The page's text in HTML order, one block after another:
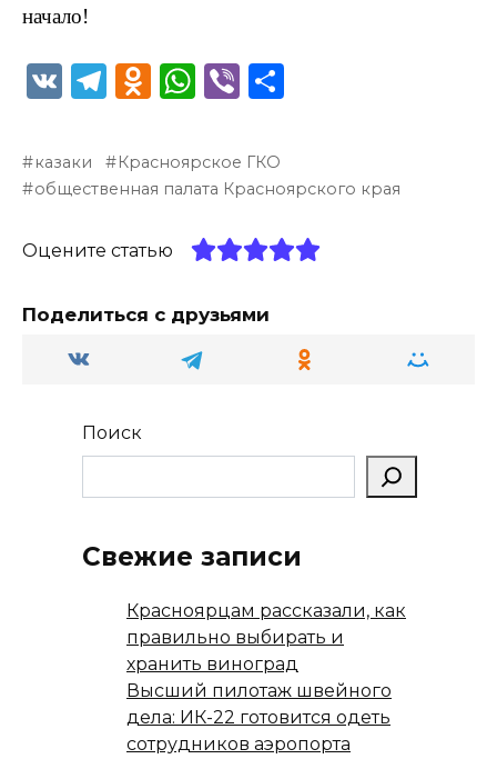
начало!
V
T
e
g
m
O
n
o
a
ni
ki
W
a
ts
p
Vi
er
р
в
ь
казаки
Красноярское ГКО
общественная палата Красноярского края
Оцените статью
Поделиться с друзьями
Поиск
Свежие записи
Красноярцам рассказали, как
правильно выбирать и
хранить виноград
Высший пилотаж швейного
дела: ИК-22 готовится одеть
сотрудников аэропорта